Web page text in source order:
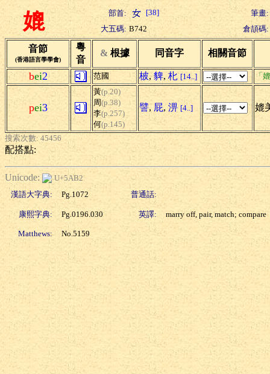
媲 部首: [38]
筆畫:
大五碼: B742 倉頡碼:
音節
(香港語言學學會)
粵
音
& 根據 同音字 相關音節
bei2 范國 柀, 貏, 朼 [14..] 「
pei3
黃(p.20)
周(p.38)
李(p.257)
何(p.145)
譬, 屁, 淠 [4..] 媲
搜索次數: 45456
配搭點:
Unicode:
U+5AB2
漢語大字典:
Pg.1072 普通話:
康熙字典: Pg.0196.030 英譯: marry off, pair, match; compare
Matthews: No.5159